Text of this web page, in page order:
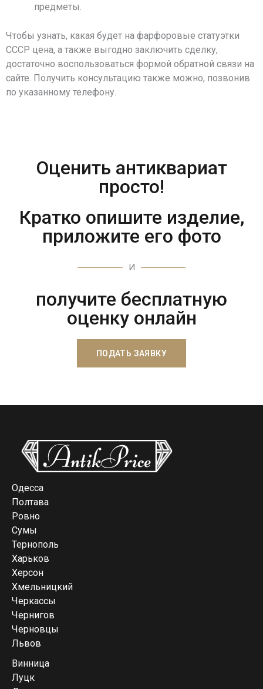
предметы.
Чтобы узнать, какая будет на фарфоровые статуэтки
СССР цена, а также выгодно заключить сделку,
достаточно воспользоваться формой обратной связи на
сайте. Получить консультацию также можно, позвонив
по указанному телефону.
Оценить антиквариат
просто!
Кратко опишите изделие,
приложите его фото
И
получите бесплатную
оценку онлайн
ПОДАТЬ ЗАЯВКУ
Одесса
Полтава
Ровно
Сумы
Тернополь
Харьков
Херсон
Хмельницкий
Черкассы
Чернигов
Черновцы
Львов
Винница
Луцк